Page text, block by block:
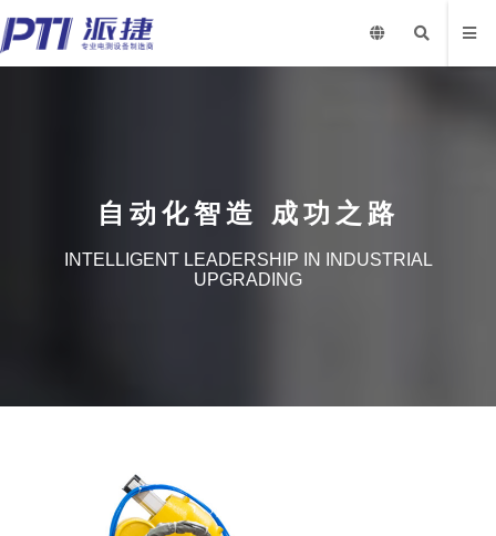
自动化智造 成功之路
INTELLIGENT LEADERSHIP IN INDUSTRIAL
UPGRADING